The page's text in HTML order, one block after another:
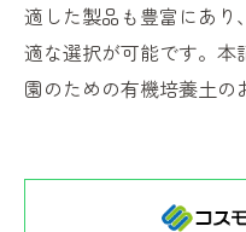
適した製品も豊富にあり
適な選択が可能です。本
園のための有機培養土の